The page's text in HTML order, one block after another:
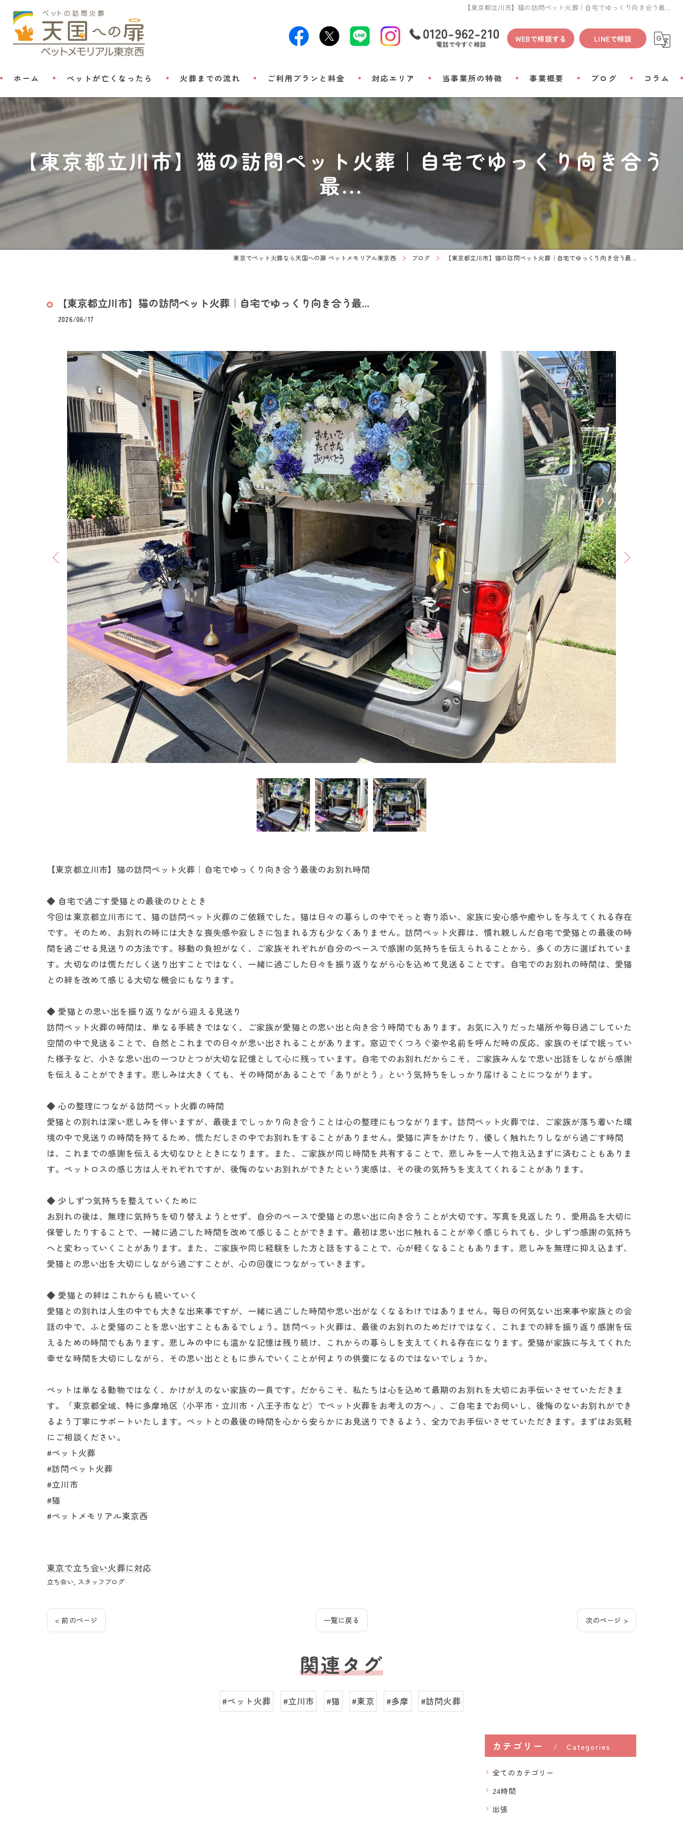
【東京都立川市】猫の訪問ペット火葬｜自宅でゆっくり向き合う最...
0120-962-210
電話で今すぐ相談
WEBで相談する LINEで相談
ホーム ペットが亡くなったら 火葬までの流れ ご利用プランと料金 対応エリア 当事業所の特徴
24時間
小動物
メモリアルグッズ
事業概要 ブログ コラム
【東京都立川市】猫の訪問ペット火葬｜自宅でゆっくり向き合う
最...
東京でペット火葬なら天国への扉 ペットメモリアル東京西 ブログ 【東京都立川市】猫の訪問ペット火葬｜自宅でゆっくり向き合う最...
【東京都立川市】猫の訪問ペット火葬｜自宅でゆっくり向き合う最...
2026/06/17
【東京都立川市】猫の訪問ペット火葬｜自宅でゆっくり向き合う最後のお別れ時間
◆ 自宅で過ごす愛猫との最後のひととき
今回は東京都立川市にて、猫の訪問ペット火葬のご依頼でした。猫は日々の暮らしの中でそっと寄り添い、家族に安心感や癒やしを与えてくれる存在
です。そのため、お別れの時には大きな喪失感や寂しさに包まれる方も少なくありません。訪問ペット火葬は、慣れ親しんだ自宅で愛猫との最後の時
間を過ごせる見送りの方法です。移動の負担がなく、ご家族それぞれが自分のペースで感謝の気持ちを伝えられることから、多くの方に選ばれていま
す。大切なのは慌ただしく送り出すことではなく、一緒に過ごした日々を振り返りながら心を込めて見送ることです。自宅でのお別れの時間は、愛猫
との絆を改めて感じる大切な機会にもなります。
◆ 愛猫との思い出を振り返りながら迎える見送り
訪問ペット火葬の時間は、単なる手続きではなく、ご家族が愛猫との思い出と向き合う時間でもあります。お気に入りだった場所や毎日過ごしていた
空間の中で見送ることで、自然とこれまでの日々が思い出されることがあります。窓辺でくつろぐ姿や名前を呼んだ時の反応、家族のそばで眠ってい
た様子など、小さな思い出の一つひとつが大切な記憶として心に残っています。自宅でのお別れだからこそ、ご家族みんなで思い出話をしながら感謝
を伝えることができます。悲しみは大きくても、その時間があることで「ありがとう」という気持ちをしっかり届けることにつながります。
◆ 心の整理につながる訪問ペット火葬の時間
愛猫との別れは深い悲しみを伴いますが、最後までしっかり向き合うことは心の整理にもつながります。訪問ペット火葬では、ご家族が落ち着いた環
境の中で見送りの時間を持てるため、慌ただしさの中でお別れをすることがありません。愛猫に声をかけたり、優しく触れたりしながら過ごす時間
は、これまでの感謝を伝える大切なひとときになります。また、ご家族が同じ時間を共有することで、悲しみを一人で抱え込まずに済むこともありま
す。ペットロスの感じ方は人それぞれですが、後悔のないお別れができたという実感は、その後の気持ちを支えてくれることがあります。
◆ 少しずつ気持ちを整えていくために
お別れの後は、無理に気持ちを切り替えようとせず、自分のペースで愛猫との思い出に向き合うことが大切です。写真を見返したり、愛用品を大切に
保管したりすることで、一緒に過ごした時間を改めて感じることができます。最初は思い出に触れることが辛く感じられても、少しずつ感謝の気持ち
へと変わっていくことがあります。また、ご家族や同じ経験をした方と話をすることで、心が軽くなることもあります。悲しみを無理に抑え込まず、
愛猫との思い出を大切にしながら過ごすことが、心の回復につながっていきます。
◆ 愛猫との絆はこれからも続いていく
愛猫との別れは人生の中でも大きな出来事ですが、一緒に過ごした時間や思い出がなくなるわけではありません。毎日の何気ない出来事や家族との会
話の中で、ふと愛猫のことを思い出すこともあるでしょう。訪問ペット火葬は、最後のお別れのためだけではなく、これまでの絆を振り返り感謝を伝
えるための時間でもあります。悲しみの中にも温かな記憶は残り続け、これからの暮らしを支えてくれる存在になります。愛猫が家族に与えてくれた
幸せな時間を大切にしながら、その思い出とともに歩んでいくことが何よりの供養になるのではないでしょうか。
ペットは単なる動物ではなく、かけがえのない家族の一員です。だからこそ、私たちは心を込めて最期のお別れを大切にお手伝いさせていただきま
す。「東京都全域、特に多摩地区（小平市・立川市・八王子市など）でペット火葬をお考えの方へ」、ご自宅までお伺いし、後悔のないお別れができ
るよう丁寧にサポートいたします。ペットとの最後の時間を心から安らかにお見送りできるよう、全力でお手伝いさせていただきます。まずはお気軽
にご相談ください。
#ペット火葬
#訪問ペット火葬
#立川市
#猫
#ペットメモリアル東京西
東京で立ち会い火葬に対応
立ち会い スタッフブログ
< 前のページ 一覧に戻る 次のページ >
関連タグ
#ペット火葬 #立川市 #猫 #東京 #多摩 #訪問火葬
カテゴリー Categories
全てのカテゴリー
24時間
出張